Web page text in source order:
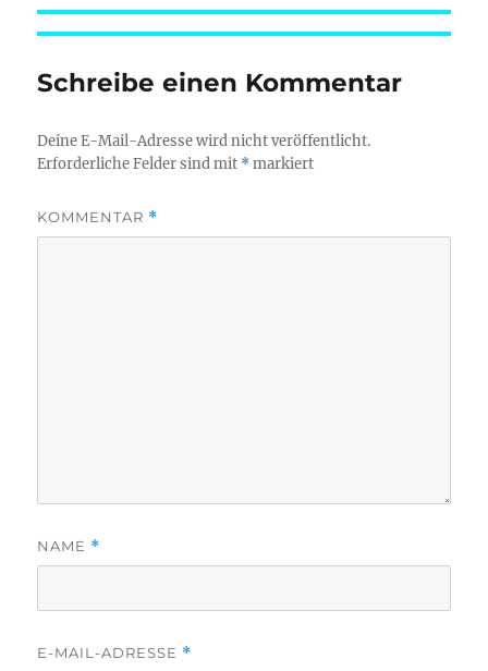
Schreibe einen Kommentar
Deine E-Mail-Adresse wird nicht veröffentlicht.
Erforderliche Felder sind mit *markiert
KOMMENTAR *
NAME *
E-MAIL-ADRESSE *